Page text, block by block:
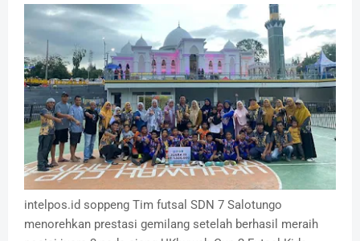
intelpos.id soppeng Tim futsal SDN 7 Salotungo
menorehkan prestasi gemilang setelah berhasil meraih